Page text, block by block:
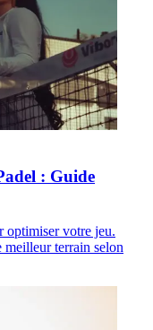
: Guide
optimiser votre jeu.
terrain selon